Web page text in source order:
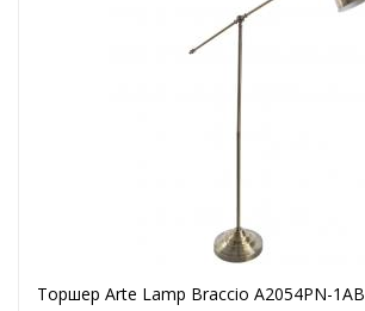
Торшер Arte Lamp Braccio A2054PN-1AB